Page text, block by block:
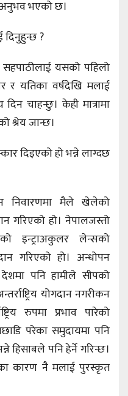
भएको छ।
दिनुहुन्छ ?
यसको पहिलो
र यतिका वर्षदेखि मलाई
चाहन्छु। केही मात्रामा
श्रेय जान्छ।
दिइएको हो भन्ने लाग्दछ
निवारणमा मैले खेलेको
गरिएको हो। नेपालजस्तो
इन्ट्राअकुलर लेन्सको
गरिएको हो। अन्धोपन
पनि हामीले सीपको
योगदान नगरीकन
रुपमा प्रभाव पारेको
परेका समुदायमा पनि
पनि हेर्ने गरिन्छ।
कारण नै मलाई पुरस्कृत